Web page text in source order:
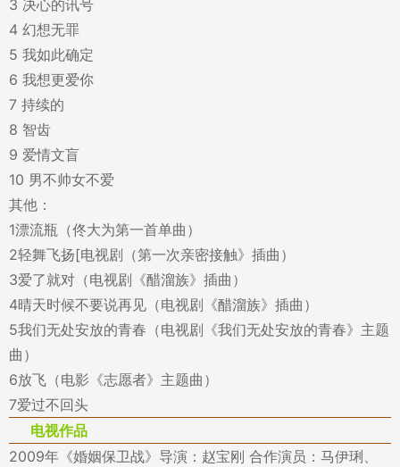
3 决心的讯号
4 幻想无罪
5 我如此确定
6 我想更爱你
7 持续的
8 智齿
9 爱情文盲
10 男不帅女不爱
其他：
1漂流瓶（佟大为第一首单曲）
2轻舞飞扬[电视剧（第一次亲密接触》插曲）
3爱了就对（电视剧《醋溜族》插曲）
4晴天时候不要说再见（电视剧《醋溜族》插曲）
5我们无处安放的青春（电视剧《我们无处安放的青春》主题
曲）
6放飞（电影《志愿者》主题曲）
7爱过不回头
电视作品
2009年《婚姻保卫战》导演：赵宝刚 合作演员：马伊琍、